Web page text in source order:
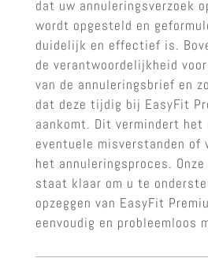
dat uw annuleringsverzoek
wordt opgesteld en
duidelijk en effectief is.
de verantwoordelijkheid
van de annuleringsbrief en
dat deze tijdig bij EasyFit
aankomt. Dit vermindert het
eventuele misverstanden of
het annuleringsproces.
staat klaar om u te
opzeggen van EasyFit
eenvoudig en probleemloos